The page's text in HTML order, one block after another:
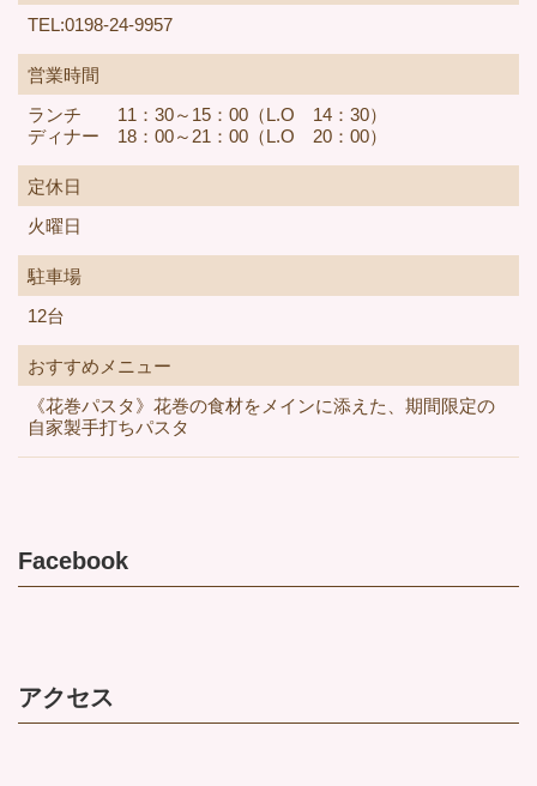
TEL:0198-24-9957
営業時間
ランチ 11：30～15：00（L.O 14：30）
ディナー 18：00～21：00（L.O 20：00）
定休日
火曜日
駐車場
12台
おすすめメニュー
《花巻パスタ》花巻の食材をメインに添えた、期間限定の
自家製手打ちパスタ
Facebook
アクセス